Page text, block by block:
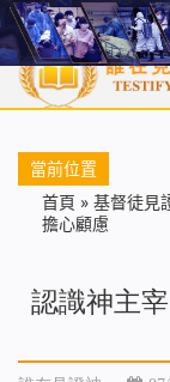
首頁 每日靈糧
當前位置
首頁 » 基督徒見
擔心顧慮
認識神主